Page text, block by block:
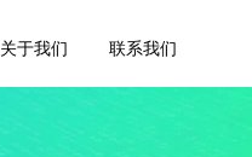
关于我们 联系我们